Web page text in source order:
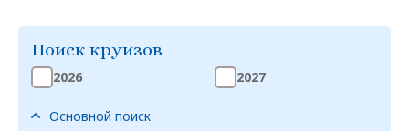
Поиск круизов
2026 2027
Основной поиск